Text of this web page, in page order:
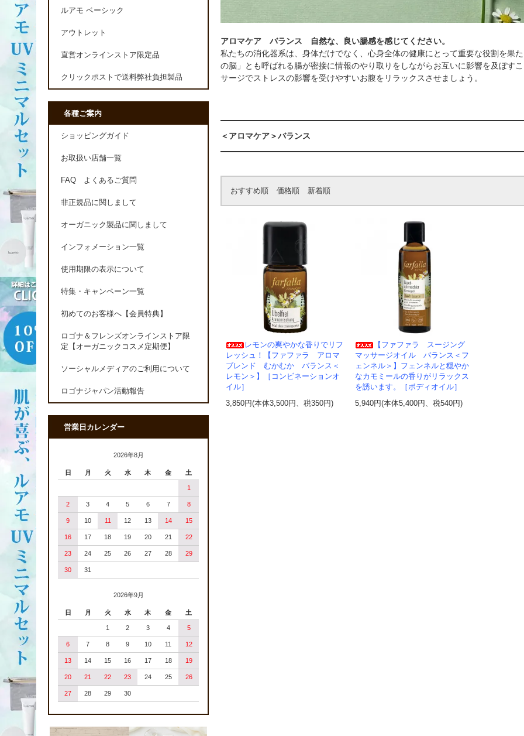
アロマケア バランス 自然な、良い腸感を感じてください。
私たちの消化器系は、身体だけでなく、心身全体の健康にとって重要な役割を果
の脳」とも呼ばれる腸が密接に情報のやり取りをしながらお互いに影響を及ぼす
サージでストレスの影響を受けやすいお腹をリラックスさせましょう。
＜アロマケア＞バランス
おすすめ順 価格順 新着順
レモンの爽やかな香りでリフ
レッシュ！【ファファラ アロマ
ブレンド むかむか バランス＜
レモン＞】［コンビネーションオ
イル］
3,850円(本体3,500円、税350円)
【ファファラ スージング
マッサージオイル バランス＜フ
ェンネル＞】フェンネルと穏やか
なカモミールの香りがリラックス
を誘います。［ボディオイル］
5,940円(本体5,400円、税540円)
ルアモ ベーシック
アウトレット
直営オンラインストア限定品
クリックポストで送料弊社負担製品
各種ご案内
ショッピングガイド
お取扱い店舗一覧
FAQ よくあるご質問
非正規品に関しまして
オーガニック製品に関しまして
インフォメーション一覧
使用期限の表示について
特集・キャンペーン一覧
初めてのお客様へ【会員特典】
ロゴナ＆フレンズオンラインストア限
定【オーガニックコスメ定期便】
ソーシャルメディアのご利用について
ロゴナジャパン活動報告
営業日カレンダー
2026年8月
日 月 火 水 木 金 土
1
2 3 4 5 6 7 8
9 10 11 12 13 14 15
16 17 18 19 20 21 22
23 24 25 26 27 28 29
30 31
2026年9月
日 月 火 水 木 金 土
1 2 3 4 5
6 7 8 9 10 11 12
13 14 15 16 17 18 19
20 21 22 23 24 25 26
27 28 29 30